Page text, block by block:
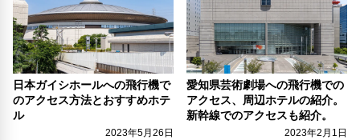
日本ガイシホールへの飛行機で
のアクセス方法とおすすめホテ
ル
2023年5月26日
愛知県芸術劇場への飛行機での
アクセス、周辺ホテルの紹介。
新幹線でのアクセスも紹介。
2023年2月1日